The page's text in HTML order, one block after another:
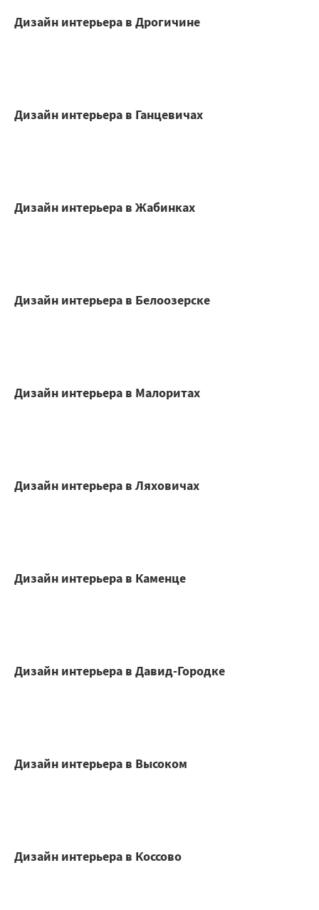
Дизайн интерьера в Дрогичине
Дизайн интерьера в Ганцевичах
Дизайн интерьера в Жабинках
Дизайн интерьера в Белоозерске
Дизайн интерьера в Малоритах
Дизайн интерьера в Ляховичах
Дизайн интерьера в Каменце
Дизайн интерьера в Давид-Городке
Дизайн интерьера в Высоком
Дизайн интерьера в Коссово